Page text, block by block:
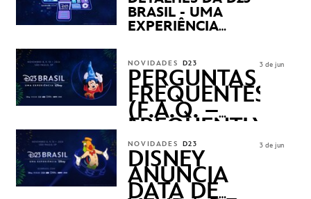
BRASIL - UMA
EXPERIÊNCIA
NOVIDADES D23
PERGUNTAS
FREQUENTES
(F.A.Q. –
FREQUENTLY
ASKED
QUESTIONS)
3 de jun
NOVIDADES D23
DISNEY
ANUNCIA
DATA DE
3 de jun